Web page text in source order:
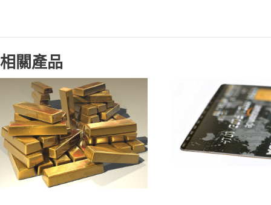
相關產品